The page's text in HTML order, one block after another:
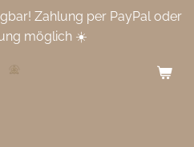
Zahlung per PayPal oder
möglich ☀️